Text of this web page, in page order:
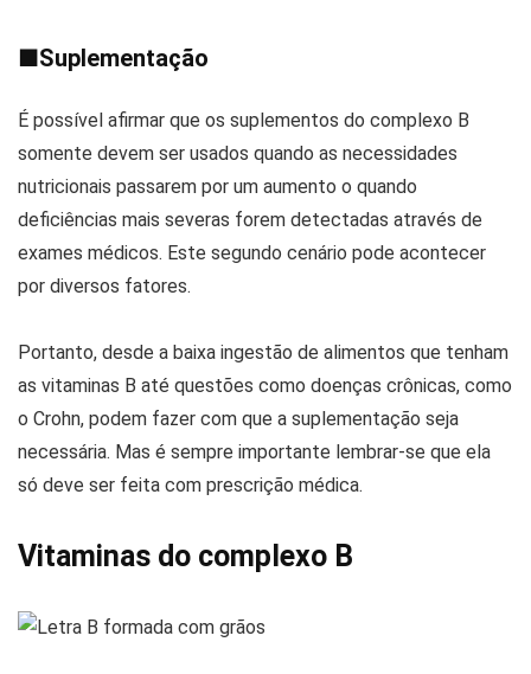
■Suplementação
É possível afirmar que os suplementos do complexo B
somente devem ser usados quando as necessidades
nutricionais passarem por um aumento o quando
deficiências mais severas forem detectadas através de
exames médicos. Este segundo cenário pode acontecer
por diversos fatores.
Portanto, desde a baixa ingestão de alimentos que tenham
as vitaminas B até questões como doenças crônicas, como
o Crohn, podem fazer com que a suplementação seja
necessária. Mas é sempre importante lembrar-se que ela
só deve ser feita com prescrição médica.
Vitaminas do complexo B